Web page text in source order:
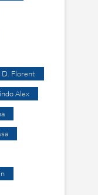
D. Florent
Alex